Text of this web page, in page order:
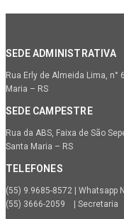
SEDE ADMINISTRATIVA
Rua Erly de Almeida Lima, n°
Maria – RS
SEDE CAMPESTRE
Rua da ABS, Faixa de São
Santa Maria – RS
TELEFONES
(55) 9.9685-8572 | Whatsapp
(55) 3666-2059 | Secretaria